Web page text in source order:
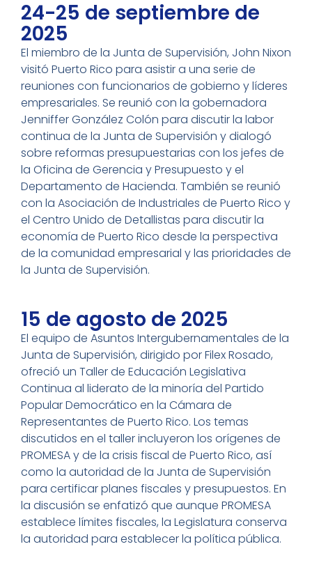
24-25 de septiembre de
2025
El miembro de la Junta de Supervisión, John Nixon
visitó Puerto Rico para asistir a una serie de
reuniones con funcionarios de gobierno y líderes
empresariales. Se reunió con la gobernadora
Jenniffer González Colón para discutir la labor
continua de la Junta de Supervisión y dialogó
sobre reformas presupuestarias con los jefes de
la Oficina de Gerencia y Presupuesto y el
Departamento de Hacienda. También se reunió
con la Asociación de Industriales de Puerto Rico y
el Centro Unido de Detallistas para discutir la
economía de Puerto Rico desde la perspectiva
de la comunidad empresarial y las prioridades de
la Junta de Supervisión.
15 de agosto de 2025
El equipo de Asuntos Intergubernamentales de la
Junta de Supervisión, dirigido por Filex Rosado,
ofreció un Taller de Educación Legislativa
Continua al liderato de la minoría del Partido
Popular Democrático en la Cámara de
Representantes de Puerto Rico. Los temas
discutidos en el taller incluyeron los orígenes de
PROMESA y de la crisis fiscal de Puerto Rico, así
como la autoridad de la Junta de Supervisión
para certificar planes fiscales y presupuestos. En
la discusión se enfatizó que aunque PROMESA
establece límites fiscales, la Legislatura conserva
la autoridad para establecer la política pública.